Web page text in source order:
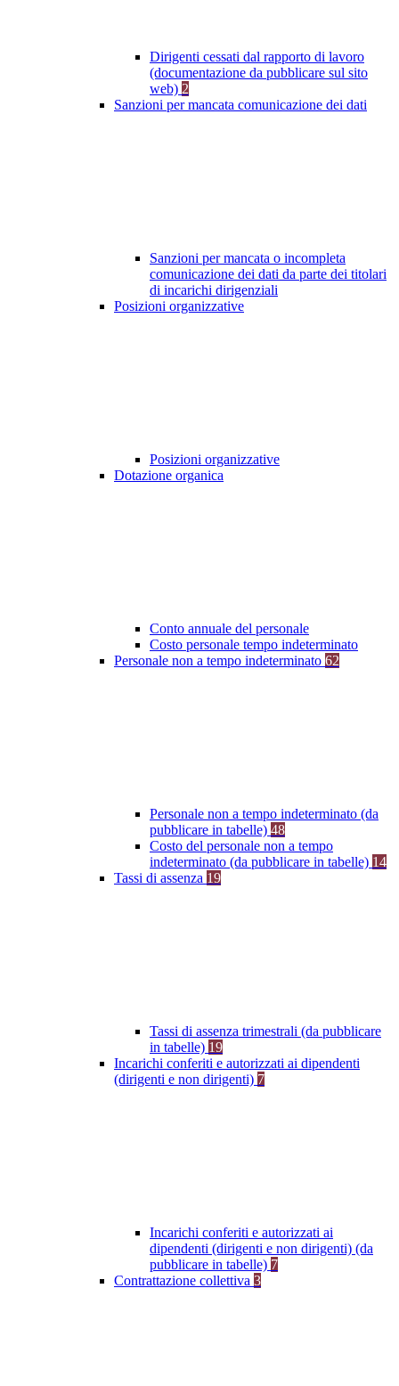
Dirigenti cessati dal rapporto di lavoro
(documentazione da pubblicare sul sito
web) 2
Sanzioni per mancata comunicazione dei dati
Sanzioni per mancata o incompleta
comunicazione dei dati da parte dei titolari
di incarichi dirigenziali
Posizioni organizzative
Posizioni organizzative
Dotazione organica
Conto annuale del personale
Costo personale tempo indeterminato
Personale non a tempo indeterminato 62
Personale non a tempo indeterminato (da
pubblicare in tabelle) 48
Costo del personale non a tempo
indeterminato (da pubblicare in tabelle) 14
Tassi di assenza 19
Tassi di assenza trimestrali (da pubblicare
in tabelle) 19
Incarichi conferiti e autorizzati ai dipendenti
(dirigenti e non dirigenti) 7
Incarichi conferiti e autorizzati ai
dipendenti (dirigenti e non dirigenti) (da
pubblicare in tabelle) 7
Contrattazione collettiva 3